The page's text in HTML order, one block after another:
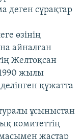
деген сұрақтар
өзінің
айналған
Желтоқсан
жылы
құжатта
ұсыныстан
комитеттің
жастар